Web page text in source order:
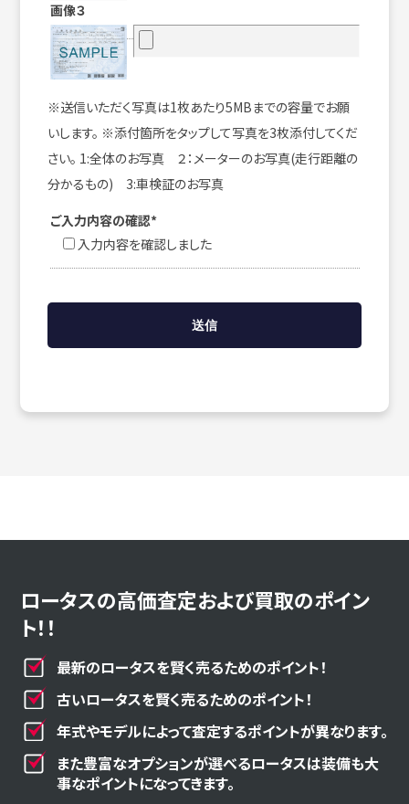
画像３
※送信いただく写真は1枚あたり5MBまでの容量でお願
いします。 ※添付箇所をタップして写真を3枚添付してくだ
さい。 1:全体のお写真 ２：メーターのお写真(走行距離の
分かるもの) 3:車検証のお写真
ご入力内容の確認*
入力内容を確認しました
ロータスの高価査定および買取のポイン
ト！！
最新のロータスを賢く売るためのポイント！
古いロータスを賢く売るためのポイント！
年式やモデルによって査定するポイントが異なります。
また豊富なオプションが選べるロータスは装備も大
事なポイントになってきます。